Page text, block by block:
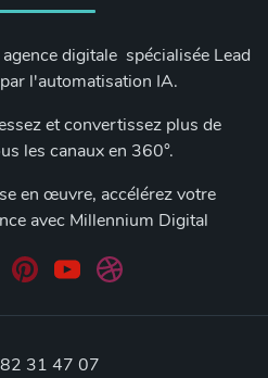
digitale spécialisée Lead
l'automatisation IA.
et convertissez plus de
les canaux en 360°.
en œuvre, accélérez votre
avec Millennium Digital
31 47 07